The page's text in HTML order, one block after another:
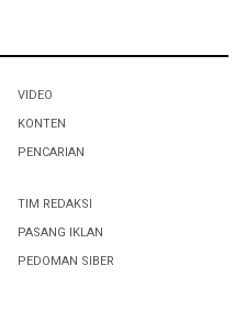
VIDEO
KONTEN
PENCARIAN
TIM REDAKSI
PASANG IKLAN
PEDOMAN SIBER